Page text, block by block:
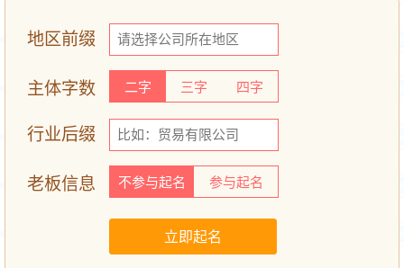
地区前缀
主体字数 二字 三字 四字
行业后缀
老板信息 不参与起名 参与起名